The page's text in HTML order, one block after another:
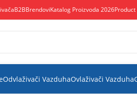
B2BBrendoviKatalog Proizvoda 2026
Odvlaživači VazduhaOvlaživači Vazduha